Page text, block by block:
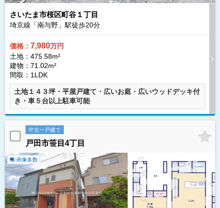
さいたま市桜区町谷１丁目
埼京線「南与野」駅徒歩20分
価格： 7,980万円
土地：475.58m²
建物：71.02m²
間取：1LDK
土地１４３坪・平屋戸建て・広いお庭・広いウッドデッキ付
き・車５台以上駐車可能
中古一戸建て
戸田市笹目4丁目
画像多数